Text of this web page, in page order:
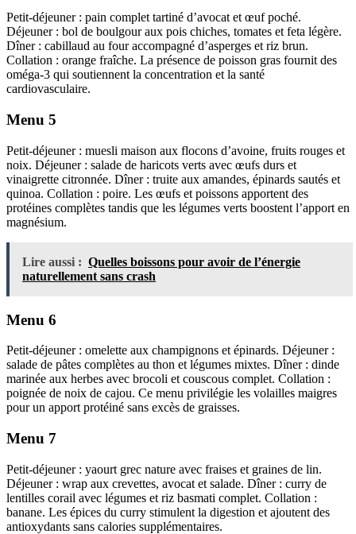
Petit-déjeuner : pain complet tartiné d’avocat et œuf poché.
Déjeuner : bol de boulgour aux pois chiches, tomates et feta légère.
Dîner : cabillaud au four accompagné d’asperges et riz brun.
Collation : orange fraîche. La présence de poisson gras fournit des
oméga-3 qui soutiennent la concentration et la santé
cardiovasculaire.
Menu 5
Petit-déjeuner : muesli maison aux flocons d’avoine, fruits rouges et
noix. Déjeuner : salade de haricots verts avec œufs durs et
vinaigrette citronnée. Dîner : truite aux amandes, épinards sautés et
quinoa. Collation : poire. Les œufs et poissons apportent des
protéines complètes tandis que les légumes verts boostent l’apport en
magnésium.
Lire aussi : Quelles boissons pour avoir de l’énergie
naturellement sans crash
Menu 6
Petit-déjeuner : omelette aux champignons et épinards. Déjeuner :
salade de pâtes complètes au thon et légumes mixtes. Dîner : dinde
marinée aux herbes avec brocoli et couscous complet. Collation :
poignée de noix de cajou. Ce menu privilégie les volailles maigres
pour un apport protéiné sans excès de graisses.
Menu 7
Petit-déjeuner : yaourt grec nature avec fraises et graines de lin.
Déjeuner : wrap aux crevettes, avocat et salade. Dîner : curry de
lentilles corail avec légumes et riz basmati complet. Collation :
banane. Les épices du curry stimulent la digestion et ajoutent des
antioxydants sans calories supplémentaires.